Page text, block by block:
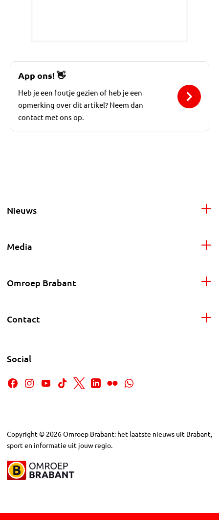
App ons!👋
Heb je een foutje gezien of heb je een
opmerking over dit artikel? Neem dan
contact met ons op.
Nieuws
Media
Omroep Brabant
Contact
Social
Copyright © 2026Omroep Brabant: het laatste nieuws uit Brabant,
sport en informatie uit jouw regio.